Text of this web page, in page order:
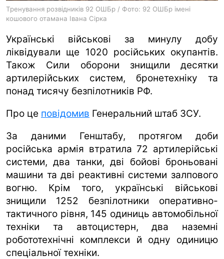
Тренування розвідників 92 ОШБр / Фото: 92 ОШБр імені
кошового отамана Івана Сірка
Українські військові за минулу добу
ліквідували ще 1020 російських окупантів.
Також Сили оборони знищили десятки
артилерійських систем, бронетехніку та
понад тисячу безпілотників РФ.
Про це повідомив Генеральний штаб ЗСУ.
За даними Генштабу, протягом доби
російська армія втратила 72 артилерійські
системи, два танки, дві бойові броньовані
машини та дві реактивні системи залпового
вогню. Крім того, українські військові
знищили 1252 безпілотники оперативно-
тактичного рівня, 145 одиниць автомобільної
техніки та автоцистерн, два наземні
робототехнічні комплекси й одну одиницю
спеціальної техніки.